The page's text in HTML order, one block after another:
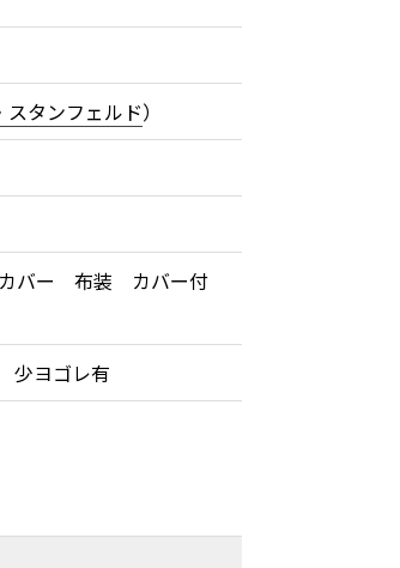
スタンフェルド）
バー 布装 カバー付
ヨゴレ有